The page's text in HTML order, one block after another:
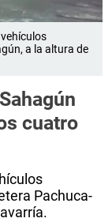
a la altura de
cuatro
Pachuca-